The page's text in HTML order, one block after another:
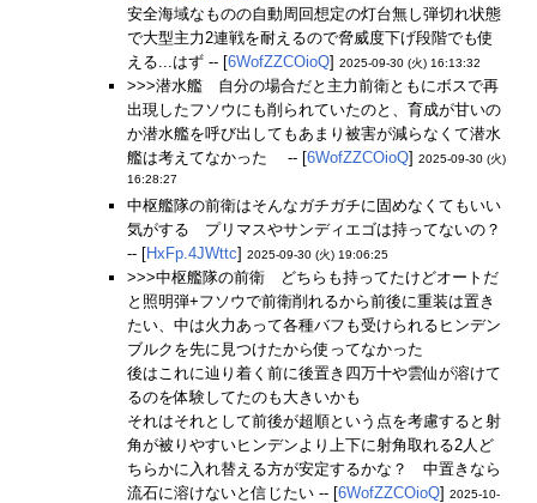
安全海域なものの自動周回想定の灯台無し弾切れ状態
で大型主力2連戦を耐えるので脅威度下げ段階でも使
える...はず -- [6WofZZCOioQ] 2025-09-30 (火) 16:13:32
>>>潜水艦 自分の場合だと主力前衛ともにボスで再
出現したフソウにも削られていたのと、育成が甘いの
か潜水艦を呼び出してもあまり被害が減らなくて潜水
艦は考えてなかった -- [6WofZZCOioQ] 2025-09-30 (火)
16:28:27
中枢艦隊の前衛はそんなガチガチに固めなくてもいい
気がする プリマスやサンディエゴは持ってないの？
-- [HxFp.4JWttc] 2025-09-30 (火) 19:06:25
>>>中枢艦隊の前衛 どちらも持ってたけどオートだ
と照明弾+フソウで前衛削れるから前後に重装は置き
たい、中は火力あって各種バフも受けられるヒンデン
ブルクを先に見つけたから使ってなかった
後はこれに辿り着く前に後置き四万十や雲仙が溶けて
るのを体験してたのも大きいかも
それはそれとして前後が超順という点を考慮すると射
角が被りやすいヒンデンより上下に射角取れる2人ど
ちらかに入れ替える方が安定するかな？ 中置きなら
流石に溶けないと信じたい -- [6WofZZCOioQ] 2025-10-